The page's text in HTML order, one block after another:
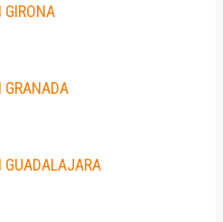
GIRONA
GRANADA
GUADALAJARA